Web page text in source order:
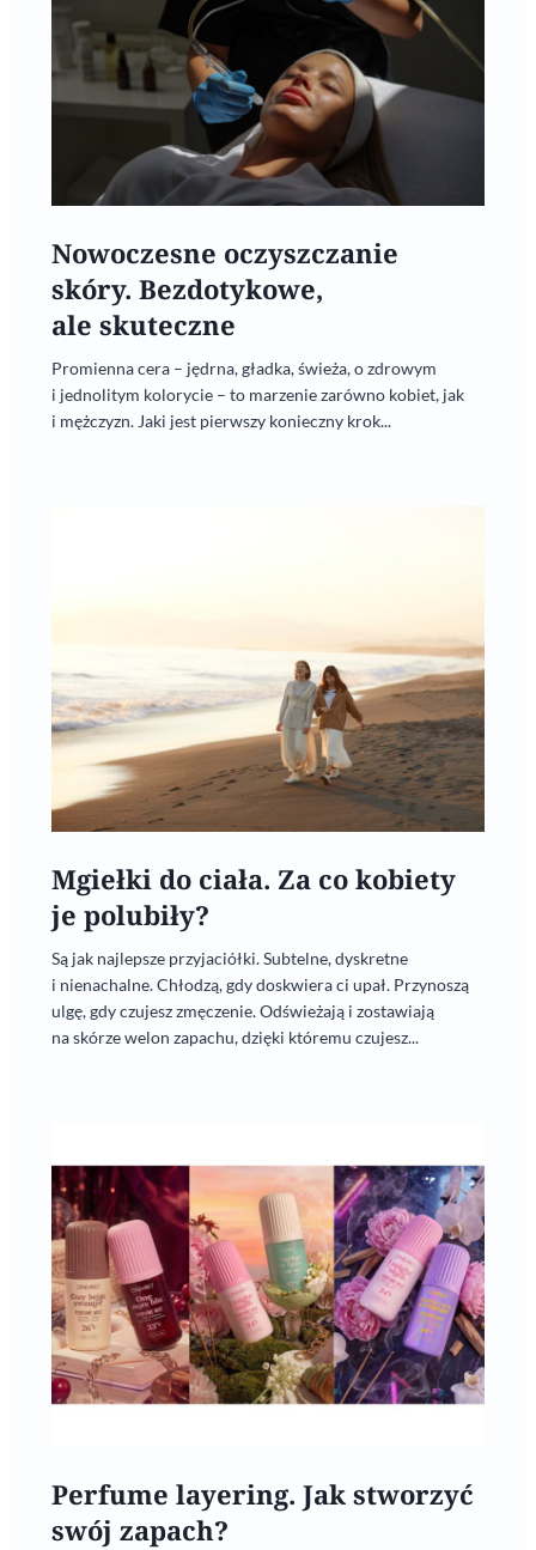
Nowoczesne oczyszczanie
skóry. Bezdotykowe,
ale skuteczne
Promienna cera – jędrna, gładka, świeża, o zdrowym
i jednolitym kolorycie – to marzenie zarówno kobiet, jak
i mężczyzn. Jaki jest pierwszy konieczny krok...
Mgiełki do ciała. Za co kobiety
je polubiły?
Są jak najlepsze przyjaciółki. Subtelne, dyskretne
i nienachalne. Chłodzą, gdy doskwiera ci upał. Przynoszą
ulgę, gdy czujesz zmęczenie. Odświeżają i zostawiają
na skórze welon zapachu, dzięki któremu czujesz...
Perfume layering. Jak stworzyć
swój zapach?